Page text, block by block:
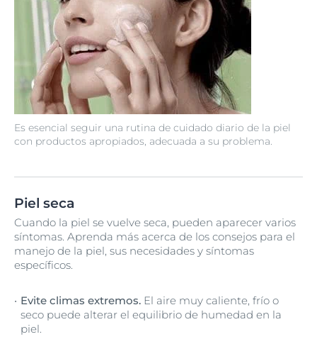
Es esencial seguir una rutina de cuidado diario de la piel
con productos apropiados, adecuada a su problema.
Piel seca
Cuando la piel se vuelve seca, pueden aparecer varios
síntomas. Aprenda más acerca de los consejos para el
manejo de la piel, sus necesidades y síntomas
específicos.
Evite climas extremos. El aire muy caliente, frío o
seco puede alterar el equilibrio de humedad en la
piel.